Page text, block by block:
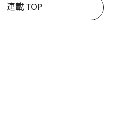
連載 TOP